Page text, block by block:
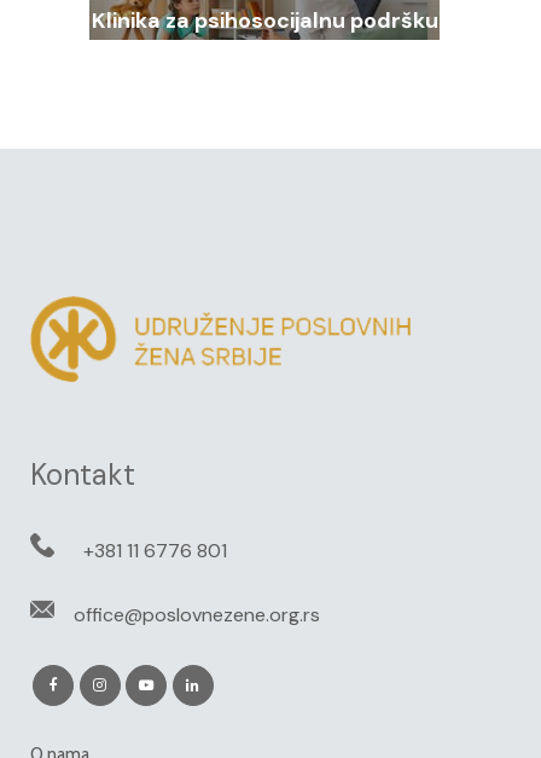
Klinika za psihosocijalnu podršku
Kontakt
+381 11 6776 801
office@poslovnezene.org.rs